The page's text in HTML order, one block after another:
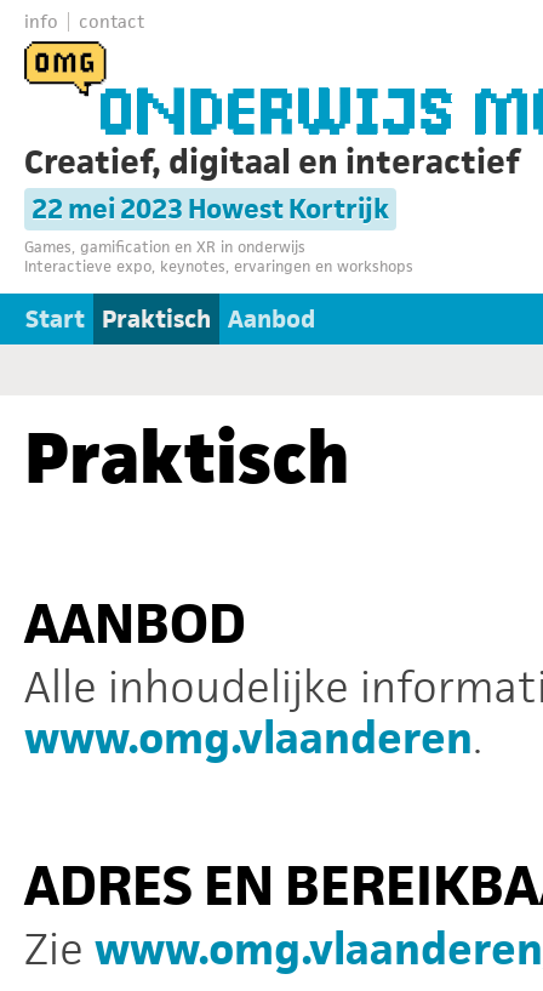
info contact
Creatief, digitaal en interactief
22 mei 2023 Howest Kortrijk
Games, gamification en XR in onderwijs
Interactieve expo, keynotes, ervaringen en workshops
Start Praktisch Aanbod
Praktisch
AANBOD
Alle inhoudelijke
www.omg.vlaanderen.
ADRES EN
Zie